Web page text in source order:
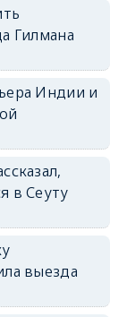
Гилмана
Индии и
в Сеуту
выезда